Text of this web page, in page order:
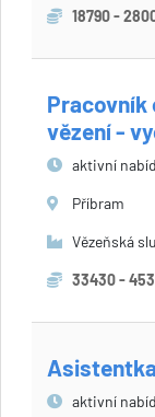
18790 -
Pracovník
vězení -
aktivní
Příbram
Vězeňská
33430 -
aktivní